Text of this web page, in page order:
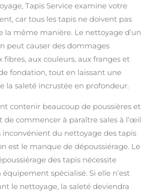
Tapis Service examine votre
car tous les tapis ne doivent pas
la même manière. Le nettoyage d’un
peut causer des dommages
fibres, aux couleurs, aux franges et
fondation, tout en laissant une
la saleté incrustée en profondeur.
contenir beaucoup de poussières et
de commencer à paraître sales à l’œil
inconvénient du nettoyage des tapis
est le manque de dépoussiérage. Le
des tapis nécessite
équipement spécialisé. Si elle n’est
le nettoyage, la saleté deviendra